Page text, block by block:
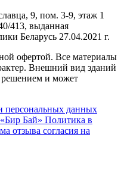
9, пом. 3-9, этаж 1
413, выданная
Беларусь 27.04.2021 г.
офертой. Все материалы
Внешний вид зданий
решением и может
персональных данных
Бай» Политика в
отзыва согласия на